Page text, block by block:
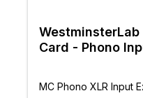
WestminsterLab
Card - Phono
MC Phono XLR Input